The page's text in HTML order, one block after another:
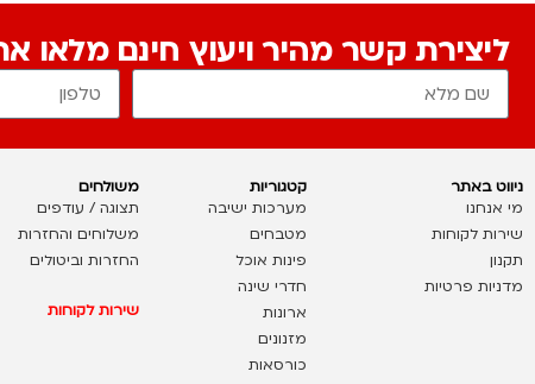
ליצירת קשר מהיר ויעוץ חינם מלאו
ניווט באתר
מי אנחנו
שירות לקוחות
תקנון
מדניות פרטיות
קטגוריות
מערכות ישיבה
מטבחים
פינות אוכל
חדרי שינה
ארונות
מזנונים
כורסאות
משולחים
תצוגה / עודפים
משלוחים והחזרות
החזרות וביטולים
שירות לקוחות